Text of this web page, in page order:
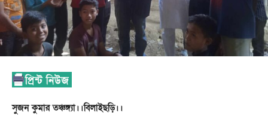
সুজন কুমার তঞ্চঙ্গ্যা।।বিলাইছড়ি।।